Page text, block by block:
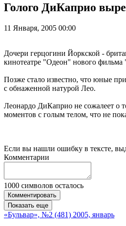
Голого ДиКаприо
11 Января, 2005 00:00
Дочери герцогини Йоркской -
кинотеатре "Одеон" нового
Позже стало известно, что юные
с обнаженной натурой Лео.
Леонардо ДиКаприо не сожалеет о
моментов с голым телом, что не
Если вы нашли ошибку в тексте,
Комментарии
1000 символов осталось
Комментировать
Показать еще
«Бульвар», №2 (481) 2005, январь